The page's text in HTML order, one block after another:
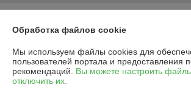
Минская обл., Минский р-н, д. Копищи,
Авиационная, д.37, кв.5
Регистрационный номер ЕГР: 691986460
Обработка файлов cookie
Мы используем файлы cookies для
пользователей портала и предоставления
рекомендаций. Вы можете настроить
отключить их.